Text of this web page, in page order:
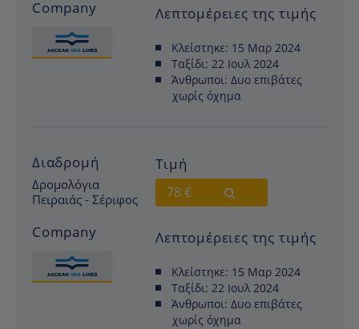
Company Λεπτομέρειες της τιμής
Κλείστηκε: 15 Μαρ 2024
Ταξίδι: 22 Ιουλ 2024
Άνθρωποι: Δυο επιβάτες
χωρίς όχημα
Διαδρομή
Δρομολόγια
Πειραιάς - Σέριφος
Company
Τιμή
78 €
Λεπτομέρειες της τιμής
Κλείστηκε: 15 Μαρ 2024
Ταξίδι: 22 Ιουλ 2024
Άνθρωποι: Δυο επιβάτες
χωρίς όχημα